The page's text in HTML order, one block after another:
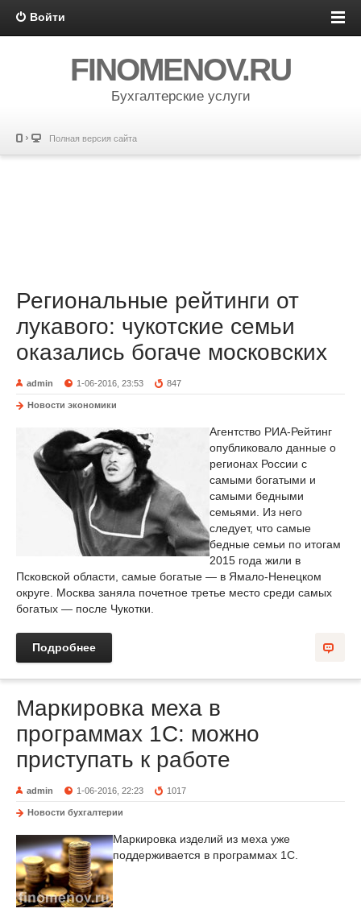
Войти
FINOMENOV.RU
Бухгалтерские услуги
Полная версия сайта
Региональные рейтинги от
лукавого: чукотские семьи
оказались богаче московских
admin 1-06-2016, 23:53 847
Новости экономики
Агентство РИА-Рейтинг
опубликовало данные о
регионах России с
самыми богатыми и
самыми бедными
семьями. Из него
следует, что самые
бедные семьи по итогам
2015 года жили в
Псковской области, самые богатые — в Ямало-Ненецком
округе. Москва заняла почетное третье место среди самых
богатых — после Чукотки.
Подробнее
Маркировка меха в
программах 1С: можно
приступать к работе
admin 1-06-2016, 22:23 1017
Новости бухгалтерии
Маркировка изделий из меха уже
поддерживается в программах 1С.